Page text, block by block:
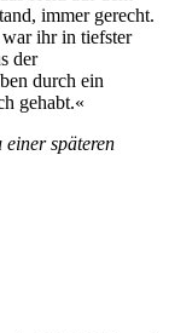
immer gerecht.
ihr in tiefster
der
durch ein
gehabt.«
späteren